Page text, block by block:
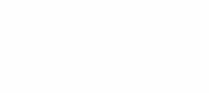
Cummins
и уплотнения Cummins